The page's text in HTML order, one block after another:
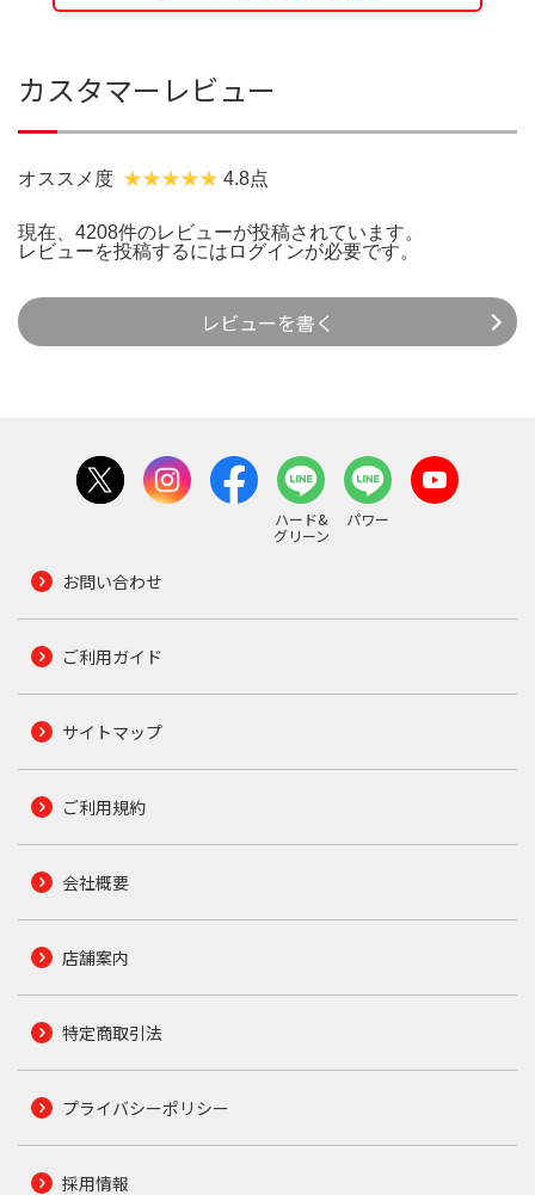
カスタマーレビュー
オススメ度 4.8点
現在、4208件のレビューが投稿されています。
レビューを投稿するには ログインが必要です。
レビューを書く
ハード&
グリーン
パワー
お問い合わせ
ご利用ガイド
サイトマップ
ご利用規約
会社概要
店舗案内
特定商取引法
プライバシーポリシー
採用情報